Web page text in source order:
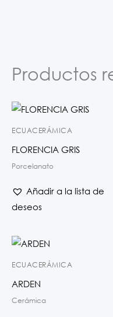
Productos
ECUACERÁMICA
FLORENCIA GRIS
Porcelanato
Añadir a la lista de
deseos
ECUACERÁMICA
ARDEN
Cerámica